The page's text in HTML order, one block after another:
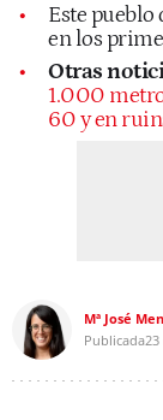
Este
en los
Otras
1.000
60 y en
Mª José
Publicada